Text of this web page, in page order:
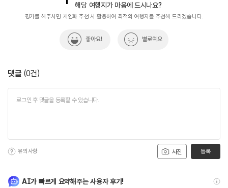
해당 여행지가 마음에 드시나요?
평가를 해주시면 개인화 추천 시 활용하여 최적의 여행지를 추천해 드리겠습니다.
좋아요! 별로예요
댓글 (0건)
사진
유의사항 등록
AI가 빠르게 요약해주는 사용자 후기!